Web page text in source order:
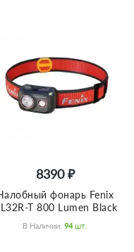
8390 ₽
фонарь Fenix
T 800 Lumen Black
В Наличии: 94 Шт.